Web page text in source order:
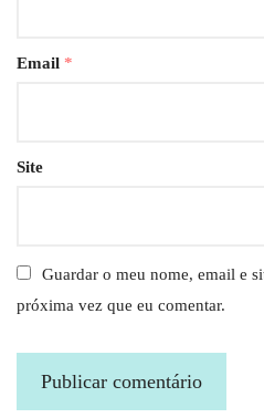
Email *
Site
Guardar o meu nome, email e
próxima vez que eu comentar.